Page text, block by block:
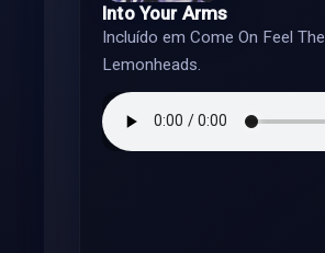
Into Your Arms
Incluído em Come On Feel The
Lemonheads.